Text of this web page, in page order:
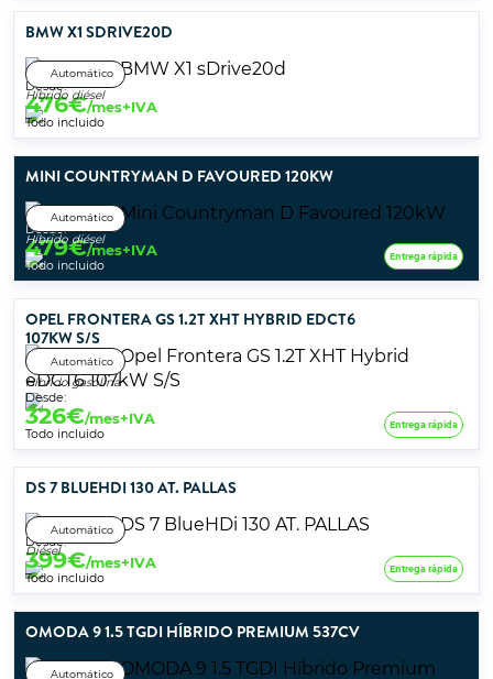
BMW X1 SDRIVE20D
Automático
Híbrido diésel
Desde:
476€/mes+IVA
Todo incluido
MINI COUNTRYMAN D FAVOURED 120KW
Automático
Híbrido diésel
Desde:
479€/mes+IVA
Todo incluido
Entrega rápida
OPEL FRONTERA GS 1.2T XHT HYBRID EDCT6
107KW S/S
Automático
Híbrido gasolina
Desde:
326€/mes+IVA
Todo incluido
Entrega rápida
DS 7 BLUEHDI 130 AT. PALLAS
Automático
Diésel
Desde:
399€/mes+IVA
Todo incluido
Entrega rápida
OMODA 9 1.5 TGDI HÍBRIDO PREMIUM 537CV
Automático